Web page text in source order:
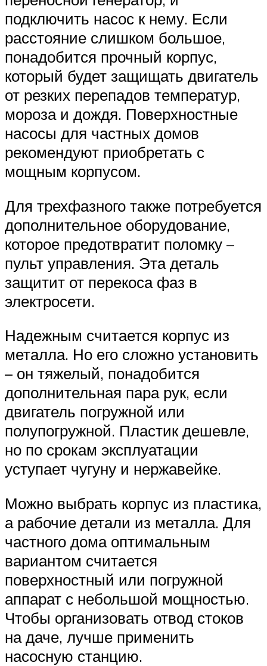
подключить насос к нему. Если
расстояние слишком большое,
понадобится прочный корпус,
который будет защищать двигатель
от резких перепадов температур,
мороза и дождя. Поверхностные
насосы для частных домов
рекомендуют приобретать с
мощным корпусом.
Для трехфазного также потребуется
дополнительное оборудование,
которое предотвратит поломку –
пульт управления. Эта деталь
защитит от перекоса фаз в
электросети.
Надежным считается корпус из
металла. Но его сложно установить
– он тяжелый, понадобится
дополнительная пара рук, если
двигатель погружной или
полупогружной. Пластик дешевле,
но по срокам эксплуатации
уступает чугуну и нержавейке.
Можно выбрать корпус из пластика,
а рабочие детали из металла. Для
частного дома оптимальным
вариантом считается
поверхностный или погружной
аппарат с небольшой мощностью.
Чтобы организовать отвод стоков
на даче, лучше применить
насосную станцию.